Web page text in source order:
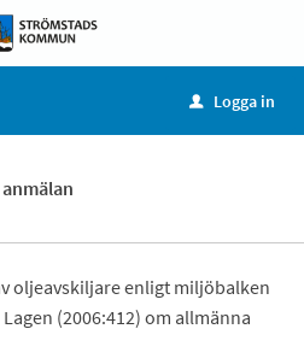
u Logga in
oljeavskiljare enligt miljöbalken
(2006:412) om allmänna